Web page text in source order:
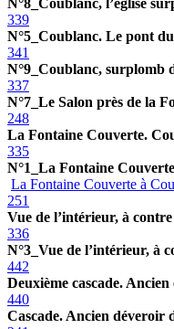
339
N°5_Coublanc. Le pont
341
N°9_Coublanc, surplomb
337
N°7_Le Salon près de la
248
La Fontaine Couverte.
335
N°1_La Fontaine
La Fontaine Couverte à
251
Vue de l’intérieur, à
336
N°3_Vue de l’intérieur, à
442
Deuxième cascade.
440
Cascade. Ancien déveroir